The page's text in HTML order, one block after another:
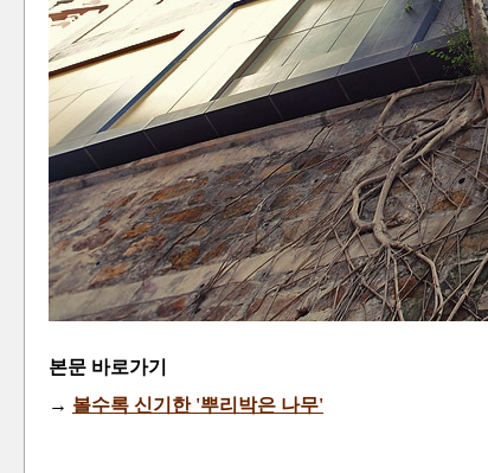
본문 바로가기
→ 볼수록 신기한 '뿌리박은 나무'